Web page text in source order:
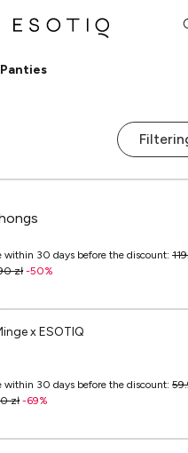
Panties
within 30 days before the discount:
zł -50%
za min. 349 zł
x ESOTIQ
within 30 days before the discount:
zł -69%
za min. 349 zł